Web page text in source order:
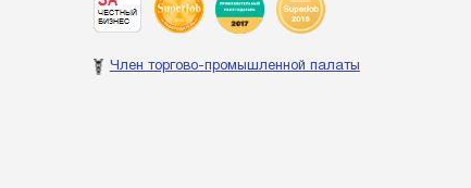
Член торгово-промышленной палаты